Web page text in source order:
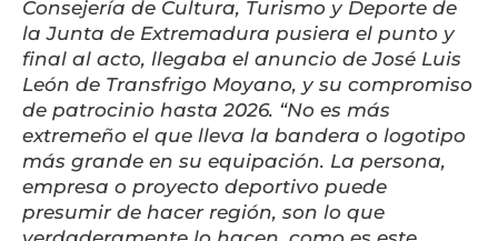
Consejería de Cultura, Turismo y Deporte de
la Junta de Extremadura pusiera el punto y
final al acto, llegaba el anuncio de José Luis
León de Transfrigo Moyano, y su compromiso
de patrocinio hasta 2026. “No es más
extremeño el que lleva la bandera o logotipo
más grande en su equipación. La persona,
empresa o proyecto deportivo puede
presumir de hacer región, son lo que